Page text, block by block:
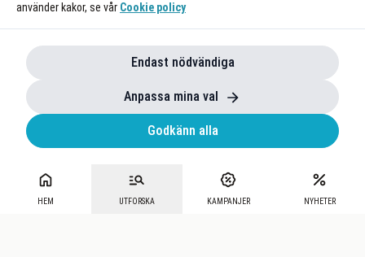
HEM UTFORSKA KAMPANJER NYHETER
använder kakor, se vår Cookie policy
Endast nödvändiga
Anpassa mina val
Godkänn alla